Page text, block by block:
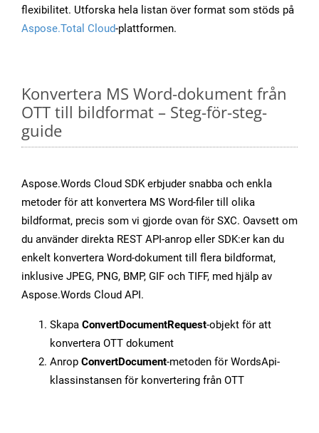
flexibilitet. Utforska hela listan över format som stöds på
Aspose.Total Cloud-plattformen.
Konvertera MS Word-dokument från
OTT till bildformat – Steg-för-steg-
guide
Aspose.Words Cloud SDK erbjuder snabba och enkla
metoder för att konvertera MS Word-filer till olika
bildformat, precis som vi gjorde ovan för SXC. Oavsett om
du använder direkta REST API-anrop eller SDK:er kan du
enkelt konvertera Word-dokument till flera bildformat,
inklusive JPEG, PNG, BMP, GIF och TIFF, med hjälp av
Aspose.Words Cloud API.
Skapa ConvertDocumentRequest-objekt för att
konvertera OTT dokument
Anrop ConvertDocument-metoden för WordsApi-
klassinstansen för konvertering från OTT